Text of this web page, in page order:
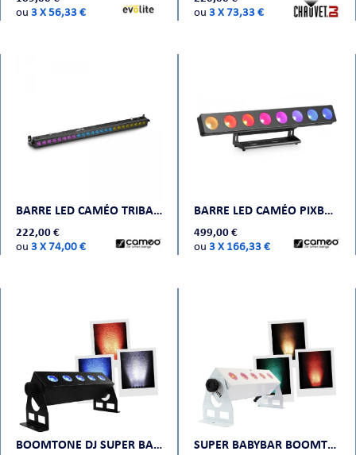
ou 3 X 56,33 €
ou 3 X 73,33 €
BARRE LED CAMÉO TRIBAR 400IR
222,00 €
ou 3 X 74,00 €
BARRE LED CAMÉO PIXBAR 650 CPRO
499,00 €
ou 3 X 166,33 €
BOOMTONE DJ SUPER BABYBAR BLACK SUPER BABYBAR BOOMTONE DJ